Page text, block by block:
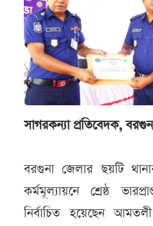
সাগরকন্যা প্রতিবেদক,
বরগুনা জেলার ছয়টি
কর্মমূল্যায়নে শ্রেষ্ঠ
নির্বাচিত হয়েছেন